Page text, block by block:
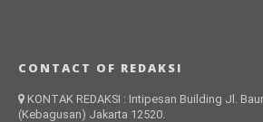
CONTACT OF REDAKSI
KONTAK REDAKSI : Intipesan Building Jl.
(Kebagusan) Jakarta 12520.